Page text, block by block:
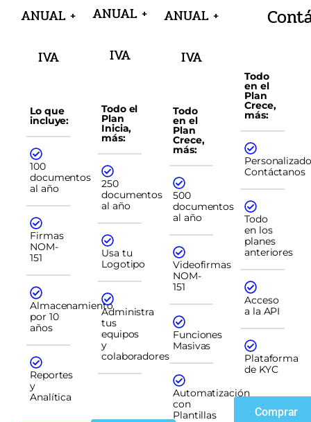
ANUAL +
IVA
Lo que
incluye:
100
documentos
al año
Firmas
NOM-
151
Almacenamiento
por 10
años
Reportes
y
Analítica
ANUAL +
IVA
Todo el
Plan
Inicia,
más:
250
documentos
al año
Usa tu
Logotipo
Administra
tus
equipos
y
colaboradores
ANUAL +
IVA
Todo
en el
Plan
Crece,
más:
500
documentos
al año
Videofirmas
NOM-
151
Funciones
Masivas
Automatización
con
Plantillas
Todo
en el
Plan
Crece,
más:
Contáctanos
Todo
en los
planes
anteriores
Acceso
a la API
Plataforma
de KYC
Comprar